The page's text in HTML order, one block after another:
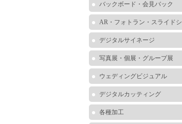
バックボード・会見バック
AR・フォトラン・スライド
デジタルサイネージ
写真展・個展・グループ展
ウェディングビジュアル
デジタルカッティング
各種加工